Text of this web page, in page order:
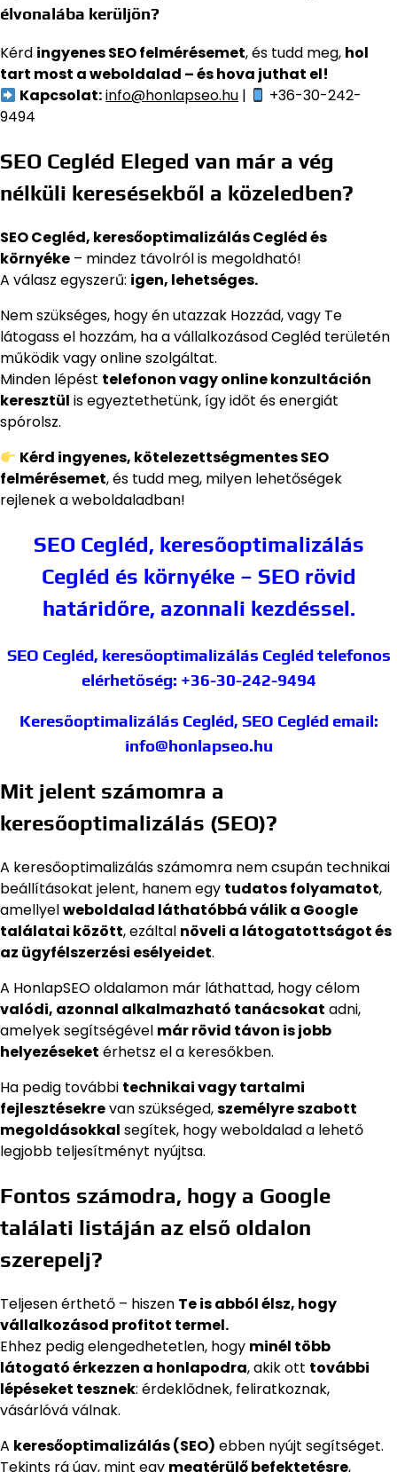
élvonalába kerüljön?
Kérd ingyenes SEO felmérésemet, és tudd meg, hol
tart most a weboldalad – és hova juthat el!
Kapcsolat:info@honlapseo.hu |
+36-30-242-
9494
SEO Cegléd Eleged van már a vég
nélküli keresésekből a közeledben?
SEO Cegléd, keresőoptimalizálás Cegléd és
környéke – mindez távolról is megoldható!
A válasz egyszerű: igen, lehetséges.
Nem szükséges, hogy én utazzak Hozzád, vagy Te
látogass el hozzám, ha a vállalkozásod Cegléd területén
működik vagy online szolgáltat.
Minden lépést telefonon vagy online konzultáción
keresztül is egyeztethetünk, így időt és energiát
spórolsz.
Kérd ingyenes, kötelezettségmentes SEO
felmérésemet, és tudd meg, milyen lehetőségek
rejlenek a weboldaladban!
SEO Cegléd, keresőoptimalizálás
Cegléd és környéke – SEO rövid
határidőre, azonnali kezdéssel.
SEO Cegléd, keresőoptimalizálás Ceglédtelefonos
elérhetőség: +36-30-242-9494
Keresőoptimalizálás Cegléd, SEO Cegléd email:
info@honlapseo.hu
Mit jelent számomra a
keresőoptimalizálás (SEO)?
A keresőoptimalizálás számomra nem csupán technikai
beállításokat jelent, hanem egy tudatos folyamatot,
amellyelweboldalad láthatóbbá válik a Google
találatai között, ezáltal növeli a látogatottságot és
az ügyfélszerzési esélyeidet.
A HonlapSEO oldalamon már láthattad, hogy célom
valódi, azonnal alkalmazható tanácsokat adni,
amelyek segítségével már rövid távon is jobb
helyezéseket érhetsz el a keresőkben.
Ha pedig további technikai vagy tartalmi
fejlesztésekrevan szükséged,személyre szabott
megoldásokkal segítek, hogy weboldalad a lehető
legjobb teljesítményt nyújtsa.
Fontos számodra, hogy a Google
találati listáján az első oldalon
szerepelj?
Teljesen érthető – hiszen Te is abból élsz, hogy
vállalkozásod profitot termel.
Ehhez pedig elengedhetetlen, hogy minél több
látogató érkezzen a honlapodra, akik ott további
lépéseket tesznek: érdeklődnek, feliratkoznak,
vásárlóvá válnak.
A keresőoptimalizálás (SEO) ebben nyújt segítséget.
Tekints rá úgy, mint egy megtérülő befektetésre,